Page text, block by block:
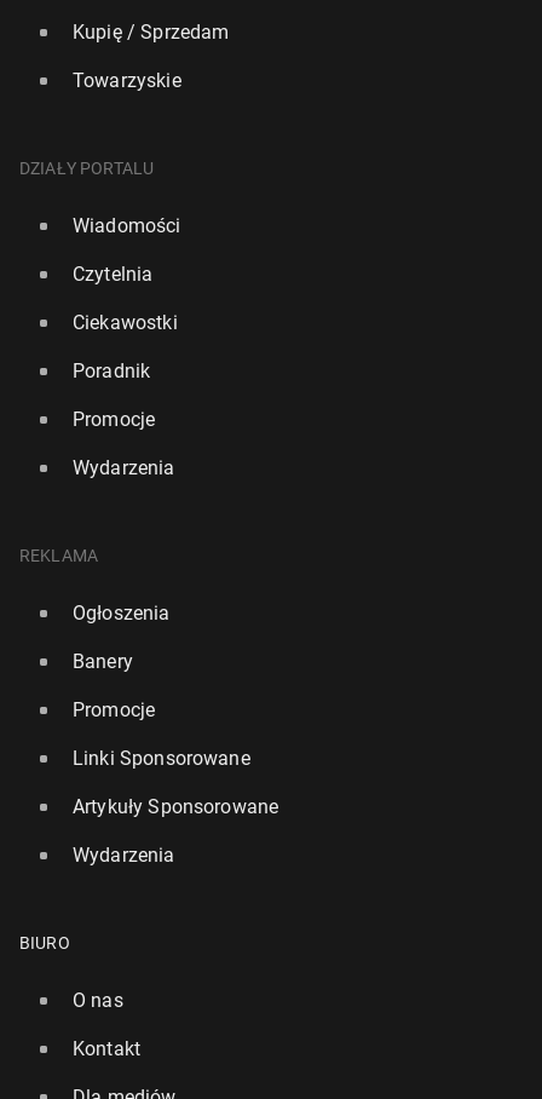
Kupię / Sprzedam
Towarzyskie
DZIAŁY PORTALU
Wiadomości
Czytelnia
Ciekawostki
Poradnik
Promocje
Wydarzenia
REKLAMA
Ogłoszenia
Banery
Promocje
Linki Sponsorowane
Artykuły Sponsorowane
Wydarzenia
BIURO
O nas
Kontakt